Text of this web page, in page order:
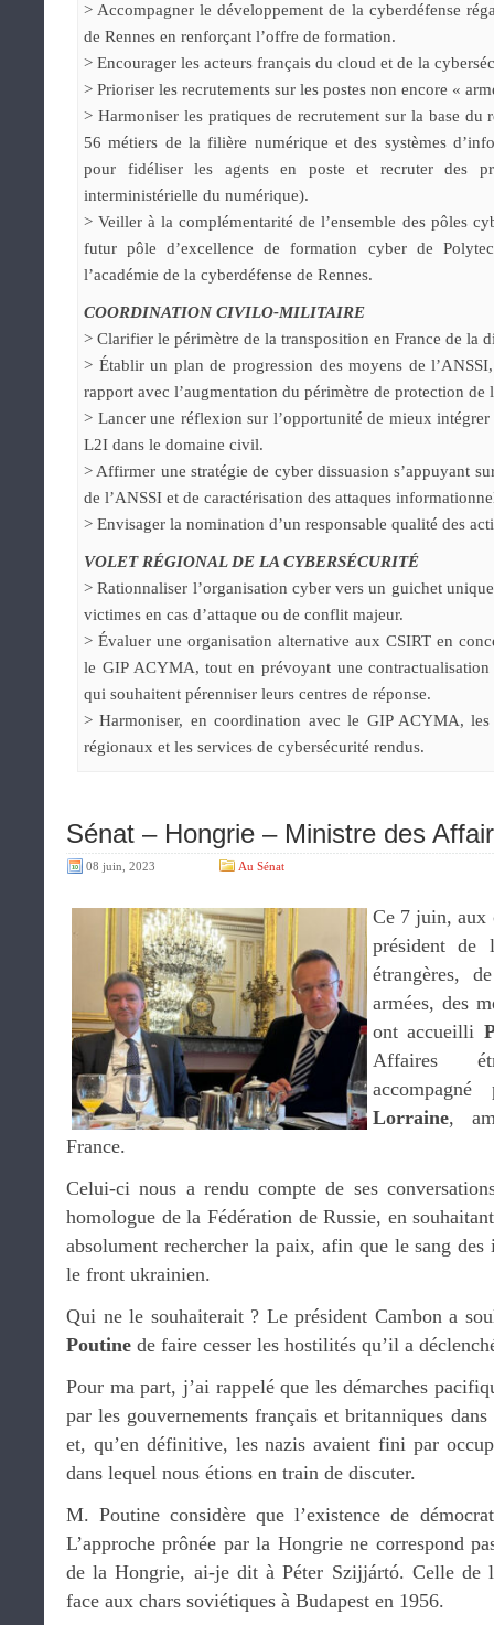
> Accompagner le développement de la cyberdéfense
de Rennes en renforçant l’offre de formation.
> Encourager les acteurs français du cloud et de la
> Prioriser les recrutements sur les postes non encore «
> Harmoniser les pratiques de recrutement sur la base du
56 métiers de la filière numérique et des systèmes
pour fidéliser les agents en poste et recruter des
interministérielle du numérique).
> Veiller à la complémentarité de l’ensemble des pôles
futur pôle d’excellence de formation cyber de
l’académie de la cyberdéfense de Rennes.
COORDINATION CIVILO-MILITAIRE
> Clarifier le périmètre de la transposition en France de la
> Établir un plan de progression des moyens de
rapport avec l’augmentation du périmètre de protection de
> Lancer une réflexion sur l’opportunité de mieux
L2I dans le domaine civil.
> Affirmer une stratégie de cyber dissuasion s’appuyant
de l’ANSSI et de caractérisation des attaques
> Envisager la nomination d’un responsable qualité des
VOLET RÉGIONAL DE LA CYBERSÉCURITÉ
> Rationnaliser l’organisation cyber vers un guichet
victimes en cas d’attaque ou de conflit majeur.
> Évaluer une organisation alternative aux CSIRT en
le GIP ACYMA, tout en prévoyant une
qui souhaitent pérenniser leurs centres de réponse.
> Harmoniser, en coordination avec le GIP ACYMA, les
régionaux et les services de cybersécurité rendus.
Sénat – Hongrie – Ministre des
08 juin, 2023 Au Sénat
Ce 7 juin, aux
président de
étrangères,
armées, des
ont accueilli
Affaires
Lorraine,
France.
Celui-ci nous a rendu compte de ses
homologue de la Fédération de Russie, en
absolument rechercher la paix, afin que le sang des
le front ukrainien.
Qui ne le souhaiterait ? Le président Cambon a
Poutine de faire cesser les hostilités qu’il a
Pour ma part, j’ai rappelé que les démarches
par les gouvernements français et britanniques
et, qu’en définitive, les nazis avaient fini par
dans lequel nous étions en train de discuter.
M. Poutine considère que l’existence de
L’approche prônée par la Hongrie ne correspond
de la Hongrie, ai-je dit à Péter Szijjártó. Celle de
face aux chars soviétiques à Budapest en 1956.